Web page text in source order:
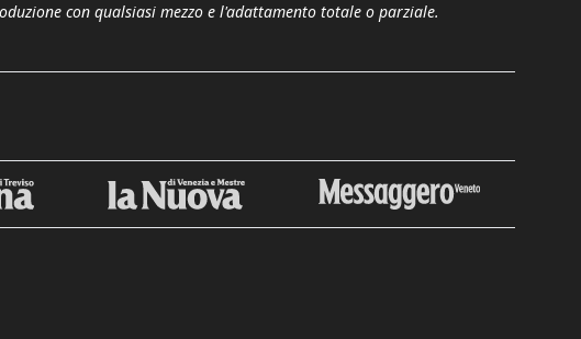
con qualsiasi mezzo e l'adattamento totale o parziale.